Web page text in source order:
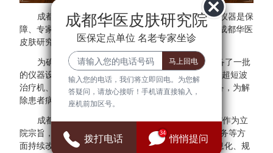
成都华医皮肤研究院秉承"医院环境是基础、设备仪器是保
障、专家团队是核心"的方针。为了更好的服务于民，成都华医
皮肤研究院与多家三甲医院专家建立专家会诊中心。
为确保医疗质量与安全，成都华医皮肤研究院配备了一批
的仪器设备，拥有308准分子光治疗仪、红宝石激光、超短波
治疗机、射频治疗仪、窄谱UVB治疗仪等检查诊断设备，为解
除患者病症提供可靠的保障。
成都华医皮肤研究院始终把"群众满意、患者放心"作为立
院宗旨，并借鉴医院JCI认证标准，在医疗、管理、服务等方
面持续改进，全面建设现代化、科学化、标准化、信息化、规
成都华医皮肤研究院
医保定点单位 名老专家坐诊
输入您的电话，我们将立即回电。为您解
答疑问，请放心接听！手机请直接输入，
座机前加区号。
拨打电话
34
悄悄提问